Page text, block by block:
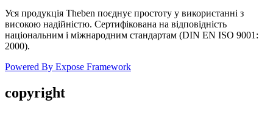
Уся продукція Theben поєднує простоту у використанні з
високою надійністю. Сертифікована на відповідність
національним і міжнародним стандартам (DIN EN ISO 9001:
2000).
Powered By Expose Framework
copyright